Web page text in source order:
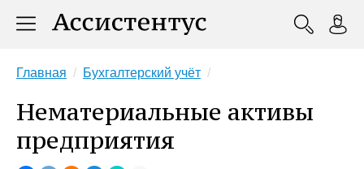
Главная Бухгалтерский учёт
Нематериальные активы
предприятия